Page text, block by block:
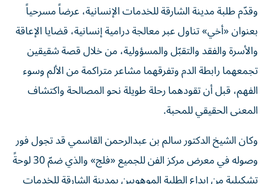
وقدّم طلبة مدينة الشارقة للخدمات الإنسانية، عرضاً مسرحياً
بعنوان «أخي» تناول عبر معالجة درامية إنسانية، قضايا الإعاقة
والأسرة والفقد والتقبّل والمسؤولية، من خلال قصة شقيقين
تجمعهما رابطة الدم وتفرقهما مشاعر متراكمة من الألم وسوء
الفهم، قبل أن تقودهما رحلة طويلة نحو المصالحة واكتشاف
المعنى الحقيقي للمحبة.
وكان الشيخ الدكتور سالم بن عبدالرحمن القاسمي قد تجول فور
وصوله في معرض مركز الفن للجميع «فلج» والذي ضمّ 30 لوحةً